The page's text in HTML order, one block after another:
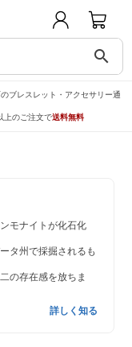
search
ブレスレット・アクセサリー通
上のご注文で送料無料
モナイトが化石化
タ州で採掘されるも
の存在感を放ちま
詳しく知る